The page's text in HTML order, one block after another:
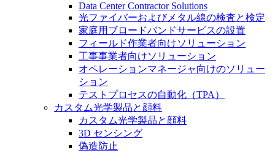
Data Center Contractor Solutions
光ファイバーおよびメタル線の検査と検定
家庭用ブロードバンドサービスの設置
フィールド作業者向けソリューション
工事事業者向けソリューション
オペレーションマネージャ向けのソリュー
ション
テストプロセスの自動化（TPA）
カスタム光学製品と顔料
カスタム光学製品と顔料
3D センシング
偽造防止